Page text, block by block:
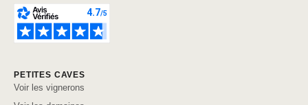
PETITES CAVES
Voir les vignerons